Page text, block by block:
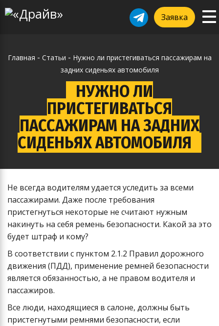
Заявка
Главная - Статьи - Нужно ли пристегиваться пассажирам на
задних сиденьях автомобиля
НУЖНО ЛИ
ПРИСТЕГИВАТЬСЯ
ПАССАЖИРАМ НА ЗАДНИХ
СИДЕНЬЯХ АВТОМОБИЛЯ
Не всегда водителям удается уследить за всеми
пассажирами. Даже после требования
пристегнуться некоторые не считают нужным
накинуть на себя ремень безопасности. Какой за это
будет штраф и кому?
В соответствии с пунктом 2.1.2 Правил дорожного
движения (ПДД), применение ремней безопасности
является обязанностью, а не правом водителя и
пассажиров.
Все люди, находящиеся в салоне, должны быть
пристегнутыми ремнями безопасности, если